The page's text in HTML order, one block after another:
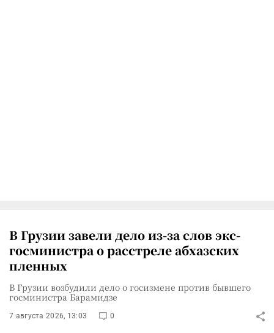
В Грузии завели дело из-за слов экс-
госминистра о расстреле абхазских
пленных
В Грузии возбудили дело о госизмене против бывшего
госминистра Барамидзе
7 августа 2026, 13:03 0